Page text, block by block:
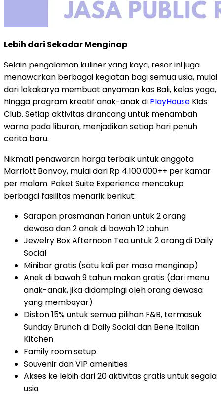
Lebih dari Sekadar Menginap
Selain pengalaman kuliner yang kaya, resor ini juga
menawarkan berbagai kegiatan bagi semua usia, mulai
dari lokakarya membuat anyaman kas Bali, kelas yoga,
hingga program kreatif anak-anak di PlayHouse Kids
Club. Setiap aktivitas dirancang untuk menambah
warna pada liburan, menjadikan setiap hari penuh
cerita baru.
Nikmati penawaran harga terbaik untuk anggota
Marriott Bonvoy, mulai dari Rp 4.100.000++ per kamar
per malam. Paket Suite Experience mencakup
berbagai fasilitas menarik berikut:
Sarapan prasmanan harian untuk 2 orang
dewasa dan 2 anak di bawah 12 tahun
Jewelry Box Afternoon Tea untuk 2 orang di Daily
Social
Minibar gratis (satu kali per masa menginap)
Anak di bawah 9 tahun makan gratis (dari menu
anak-anak, jika didampingi oleh orang dewasa
yang membayar)
Diskon 15% untuk semua pilihan F&B, termasuk
Sunday Brunch di Daily Social dan Bene Italian
Kitchen
Family room setup
Souvenir dan VIP amenities
Akses ke lebih dari 20 aktivitas gratis untuk segala
usia